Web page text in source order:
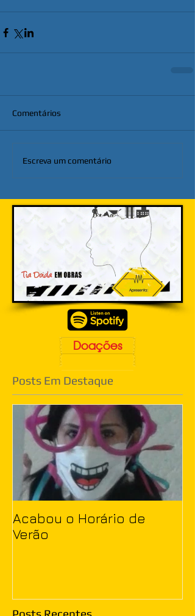
Comentários
Escreva um comentário
Doações
Posts Em Destaque
Acabou o Horário de
Verão
Posts Recentes